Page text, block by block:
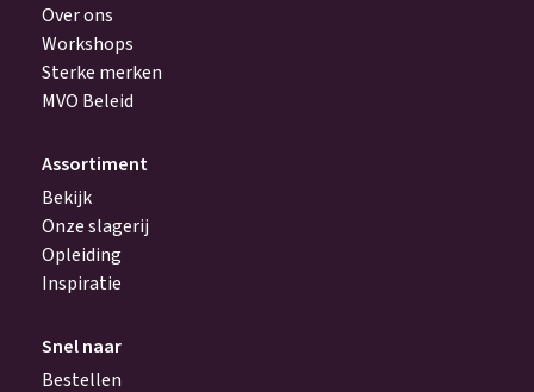
Over ons
Workshops
Sterke merken
MVO Beleid
Assortiment
Bekijk
Onze slagerij
Opleiding
Inspiratie
Snel naar
Bestellen